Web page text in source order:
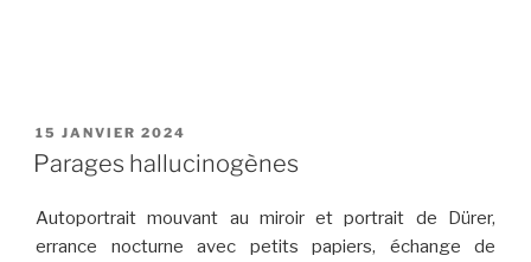
PUBLIÉ
LE
15 JANVIER 2024
Parages hallucinogènes
Autoportrait mouvant au miroir et portrait de Dürer,
errance nocturne avec petits papiers, échange de